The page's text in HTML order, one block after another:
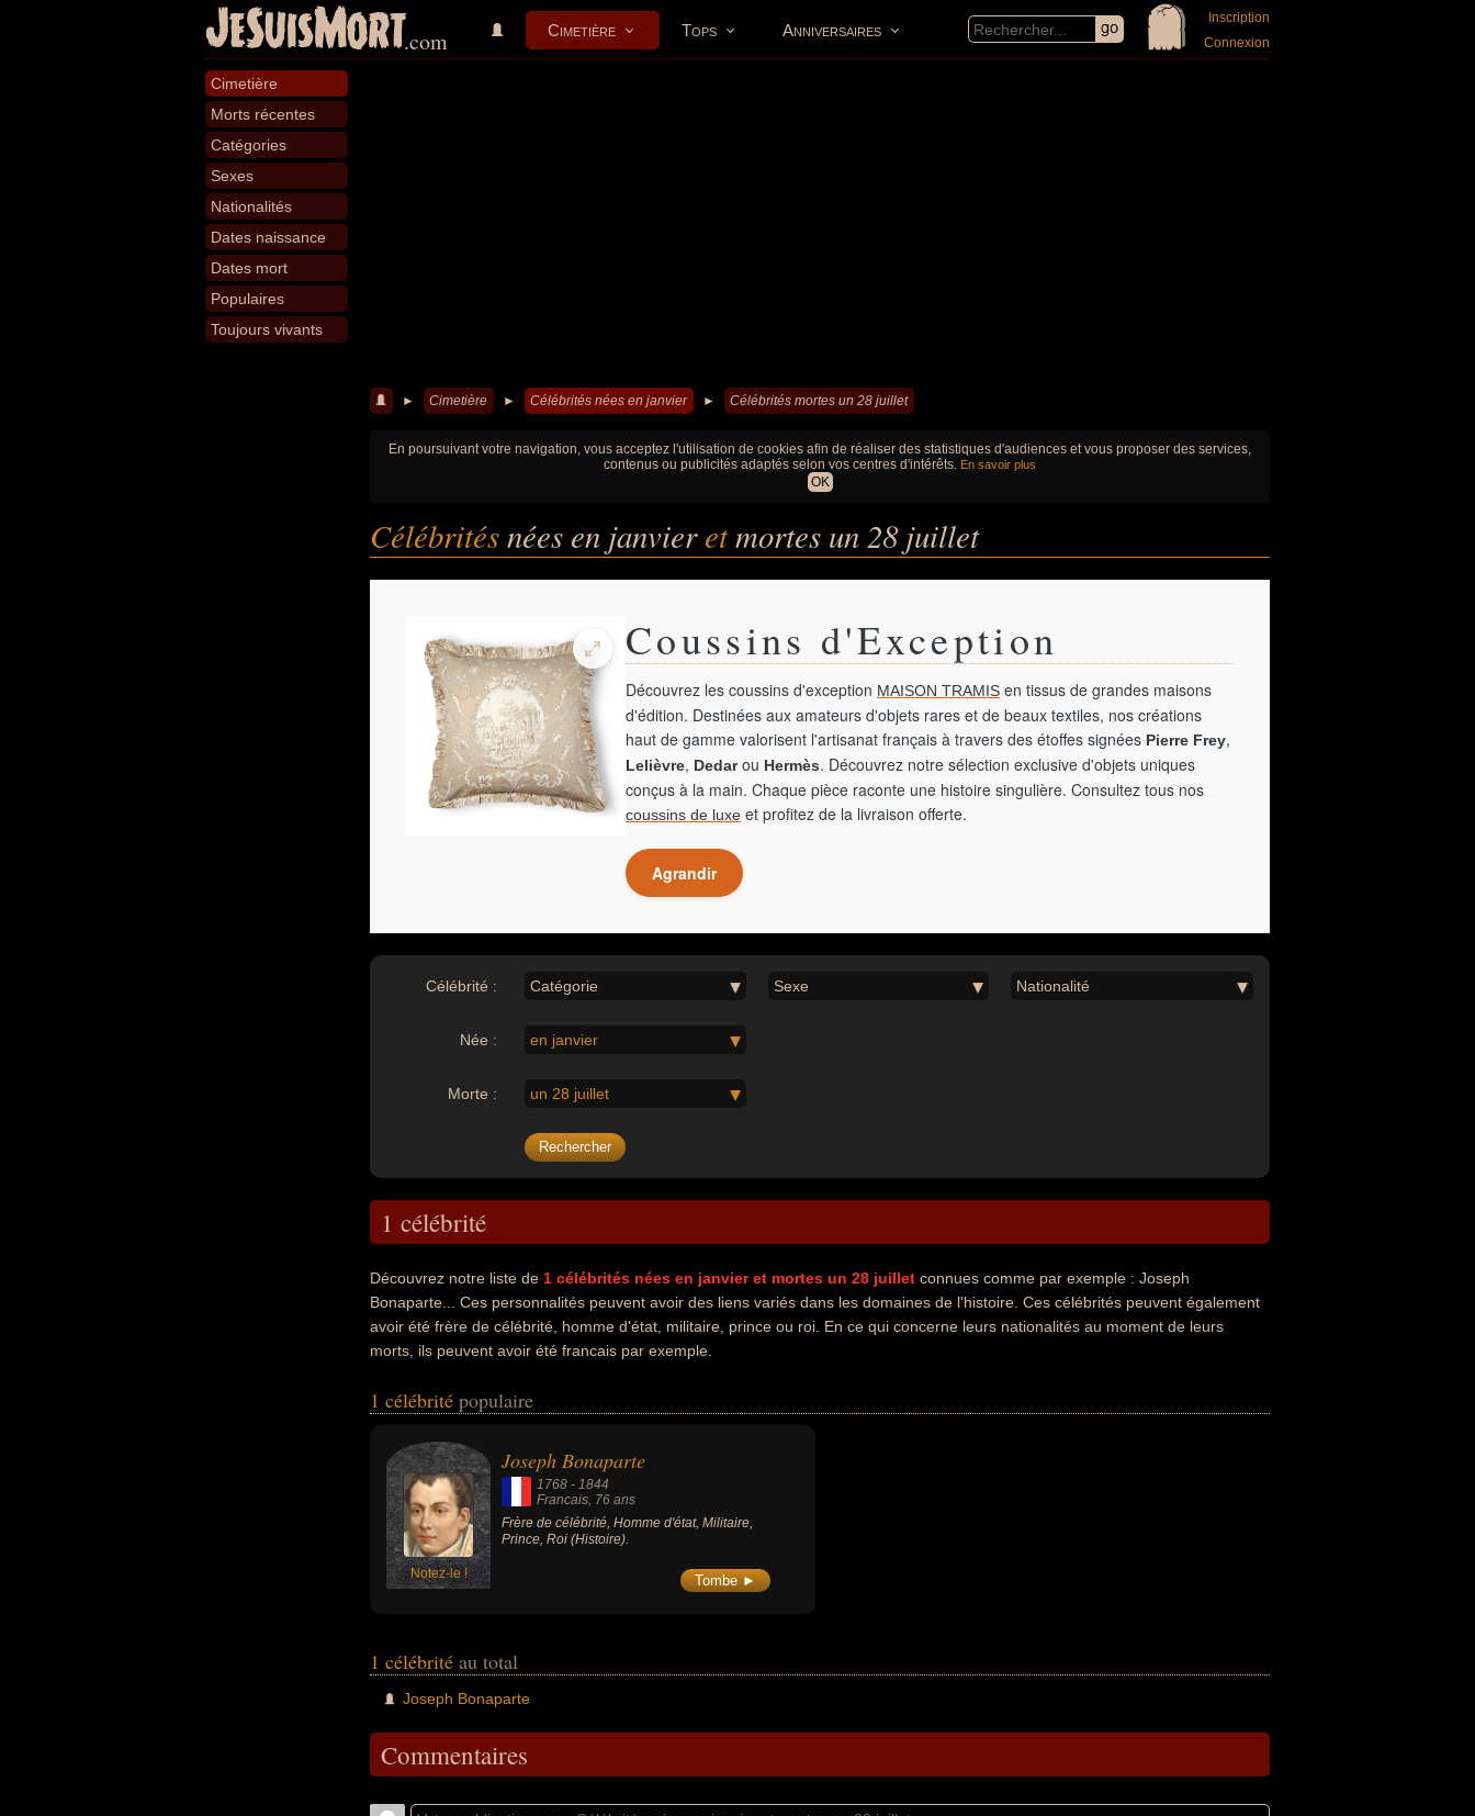
JeSuisMort.com Cimetière Tops Anniversaires
Inscription
Connexion
Cimetière
Morts récentes
Catégories
Sexes
Nationalités
Dates naissance
Dates mort
Populaires
Toujours vivants
► Cimetière ► Célébrités nées en janvier ► Célébrités mortes un 28 juillet
En poursuivant votre navigation, vous acceptez l'utilisation de cookies afin de réaliser des statistiques d'audiences et vous proposer des services,
contenus ou publicités adaptés selon vos centres d'intérêts. En savoir plus
OK
Célébritésnées en janvieretmortes un 28 juillet
Coussins d'Exception
Découvrez les coussins d'exception MAISON TRAMIS en tissus de grandes maisons
d'édition. Destinées aux amateurs d'objets rares et de beaux textiles, nos créations
haut de gamme valorisent l'artisanat français à travers des étoffes signées Pierre Frey,
Lelièvre, Dedarou Hermès. Découvrez notre sélection exclusive d'objets uniques
conçus à la main. Chaque pièce raconte une histoire singulière. Consultez tous nos
coussins de luxe et profitez de la livraison offerte.
Agrandir
Célébrité : Catégorie Sexe Nationalité
Née : en janvier
Morte : un 28 juillet
1 célébrité
Découvrez notre liste de 1 célébrités nées en janvieret mortes un 28 juillet connues comme par exemple : Joseph
Bonaparte... Ces personnalités peuvent avoir des liens variés dans les domaines de l'histoire. Ces célébrités peuvent également
avoir été frère de célébrité, homme d'état, militaire, prince ou roi. En ce qui concerne leurs nationalités au moment de leurs
morts, ils peuvent avoir été francais par exemple.
1 célébrité populaire
Notez-le !
Joseph Bonaparte
1768 - 1844
Francais, 76 ans
Frère de célébrité, Homme d'état, Militaire,
Prince, Roi (Histoire).
Tombe ►
1 célébrité au total
Joseph Bonaparte
Commentaires